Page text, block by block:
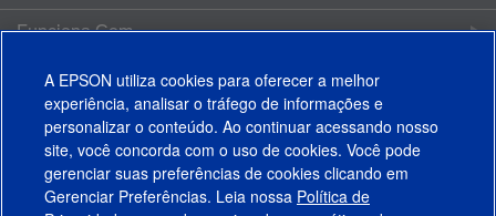
Funciona Com
Notas:
¹ Apenas projetores das Séries Pro G700 e Pro L - de até 8.000 lumens.
Produtos
A EPSON utiliza cookies para oferecer a melhor
experiência, analisar o tráfego de informações e
personalizar o conteúdo. Ao continuar acessando nosso
site, você concorda com o uso de cookies. Você pode
gerenciar suas preferências de cookies clicando em
Gerenciar Preferências. Leia nossa Política de